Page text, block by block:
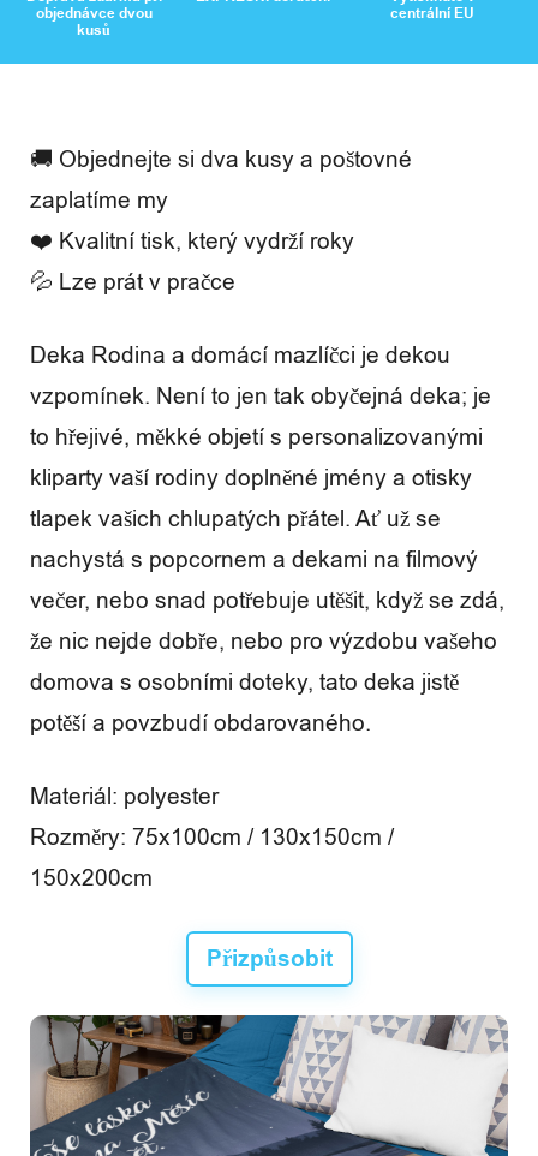
objednávce dvou
kusů
centrální EU
🚚 Objednejte si dva kusy a poštovné
zaplatíme my
❤️ Kvalitní tisk, který vydrží roky
💦 Lze prát v pračce
Deka Rodina a domácí mazlíčci je dekou
vzpomínek. Není to jen tak obyčejná deka; je
to hřejivé, měkké objetí s personalizovanými
kliparty vaší rodiny doplněné jmény a otisky
tlapek vašich chlupatých přátel. Ať už se
nachystá s popcornem a dekami na filmový
večer, nebo snad potřebuje utěšit, když se zdá,
že nic nejde dobře, nebo pro výzdobu vašeho
domova s osobními doteky, tato deka jistě
potěší a povzbudí obdarovaného.
Materiál: polyester
Rozměry: 75x100cm / 130x150cm /
150x200cm
Přizpůsobit